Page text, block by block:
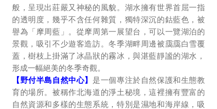
般，呈現出莊嚴又神秘的風貌。湖水擁有世界首屈一指
的透明度，幾乎不含任何雜質，獨特深沉的鈷藍色，被
譽為「摩周藍」。從摩周第一展望台，可以一覽湖泊的
景觀，吸引不少遊客造訪。冬季湖畔周邊被靄靄白雪覆
蓋，樹枝上掛滿了冰晶狀的霧冰，與湛藍靜謐的湖水，
形成一幅絕美的冬季奇觀。
【野付半島自然中心】 是一個專注於自然保護和生態教
育的場所。被稱作北海道的淨土秘境，這裡擁有豐富的
自然資源和多樣的生態系統，特別是濕地和海岸線，吸